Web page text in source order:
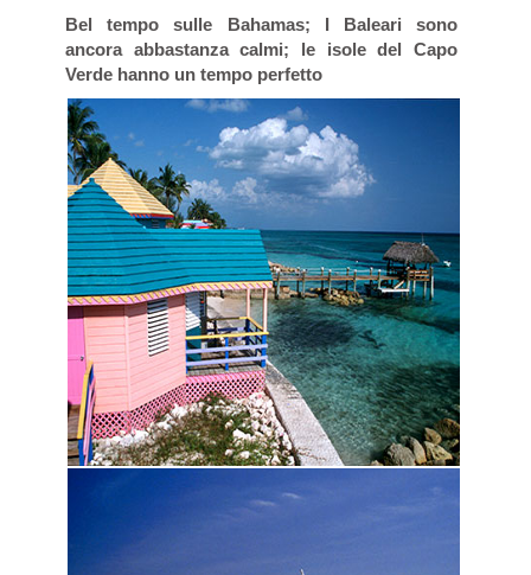
Bel tempo sulle Bahamas; I Baleari sono
ancora abbastanza calmi; le isole del Capo
Verde hanno un tempo perfetto